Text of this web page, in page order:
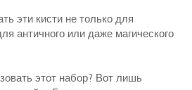
эти кисти не только для
античного или даже магического
этот набор? Вот лишь